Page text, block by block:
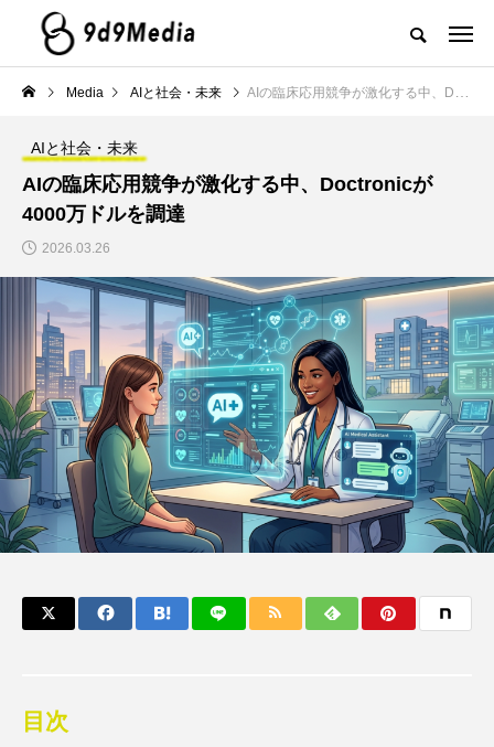
Media AIと社会・未来 AIの臨床応用競争が激化する中、Doctronicが4000万ドルを調達
AIと社会・未来
AIの臨床応用競争が激化する中、Doctronicが
4000万ドルを調達
2026.03.26
目次